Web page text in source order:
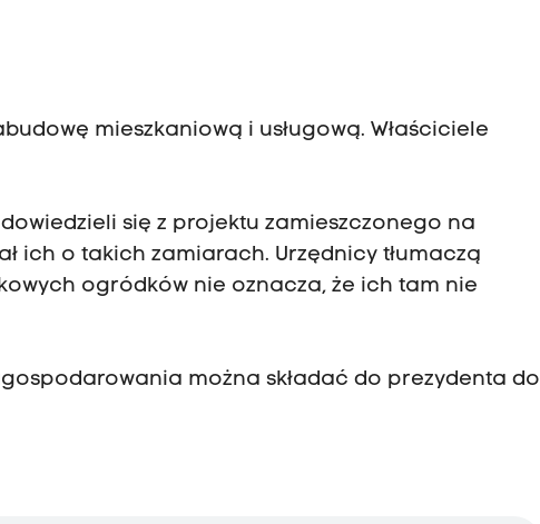
mieszkaniową i usługową. Właściciele
się z projektu zamieszczonego na
ich o takich zamiarach. Urzędnicy tłumaczą
ogródków nie oznacza, że ich tam nie
można składać do prezydenta do